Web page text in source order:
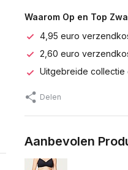
Waarom Op en Top
4,95 euro
2,60 euro
Uitgebreide collectie
Delen
Aanbevolen